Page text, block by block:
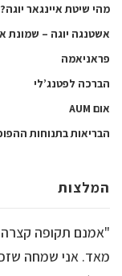
מהי שיטת איינגאר יוגה?
אשטנגה יוגה – שמונת
פראניאמה
הברכה לפטנג’לי
אום AUM
הבריאות בתנוחות
המלצות
"אמנם תקופה קצרה
מאד. אני שמחה